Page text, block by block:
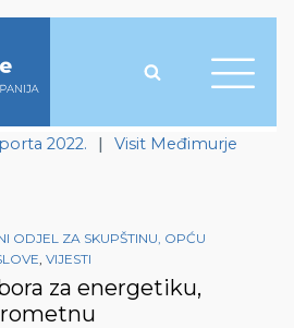
2022. | Visit Međimurje
ODJEL ZA SKUPŠTINU, OPĆU
, VIJESTI
za energetiku,